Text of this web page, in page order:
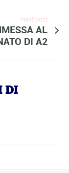
Next post
AL
DI A2
DI